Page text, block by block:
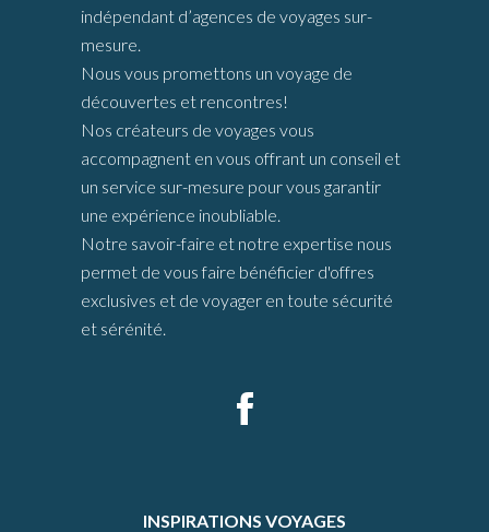
indépendant d’agences de voyages sur-
mesure.
Nous vous promettons un voyage de
découvertes et rencontres!
Nos créateurs de voyages vous
accompagnent en vous offrant un conseil et
un service sur-mesure pour vous garantir
une expérience inoubliable.
Notre savoir-faire et notre expertise nous
permet de vous faire bénéficier d'offres
exclusives et de voyager en toute sécurité
et sérénité.
INSPIRATIONS VOYAGES